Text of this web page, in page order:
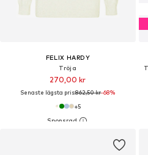
FELIX HARDY
Tröja
270,00 kr
Senaste lägsta pris:862,50 kr-68%
+5